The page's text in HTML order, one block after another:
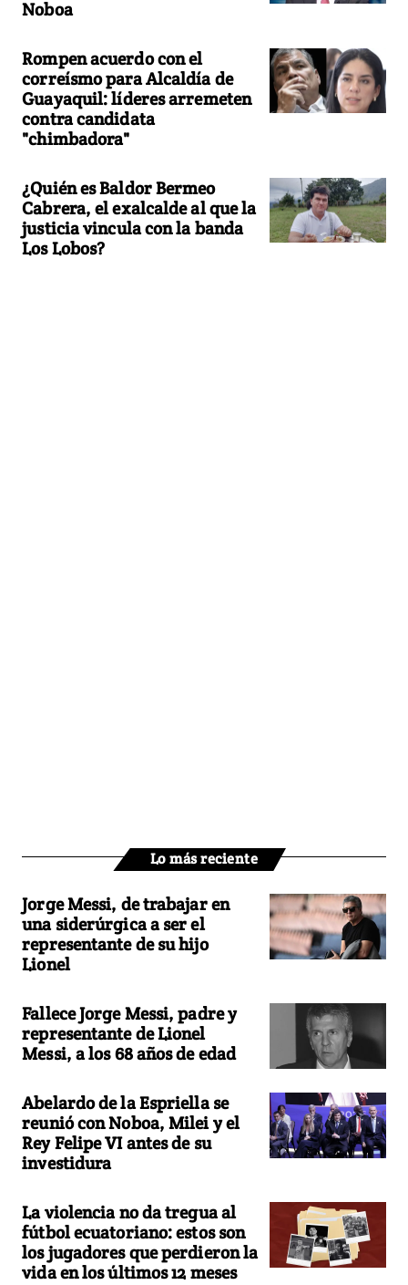
Noboa
Rompen acuerdo con el
correísmo para Alcaldía de
Guayaquil: líderes arremeten
contra candidata
"chimbadora"
¿Quién es Baldor Bermeo
Cabrera, el exalcalde al que la
justicia vincula con la banda
Los Lobos?
Lo más reciente
Jorge Messi, de trabajar en
una siderúrgica a ser el
representante de su hijo
Lionel
Fallece Jorge Messi, padre y
representante de Lionel
Messi, a los 68 años de edad
Abelardo de la Espriella se
reunió con Noboa, Milei y el
Rey Felipe VI antes de su
investidura
La violencia no da tregua al
fútbol ecuatoriano: estos son
los jugadores que perdieron la
vida en los últimos 12 meses